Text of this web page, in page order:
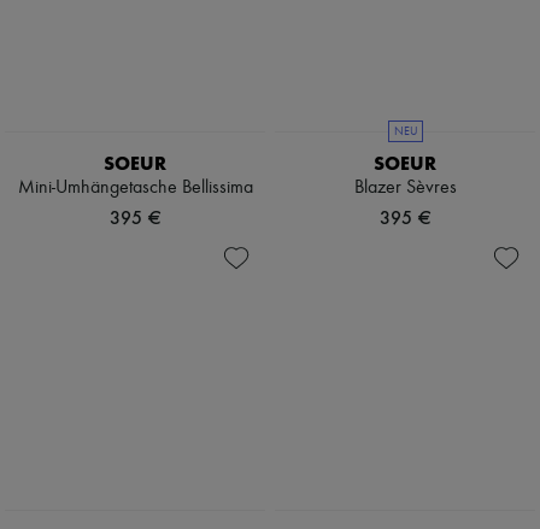
SOEUR
Mini-Umhängetasche Bellissima
395 €
NEU
SOEUR
Blazer Sèvres
395 €